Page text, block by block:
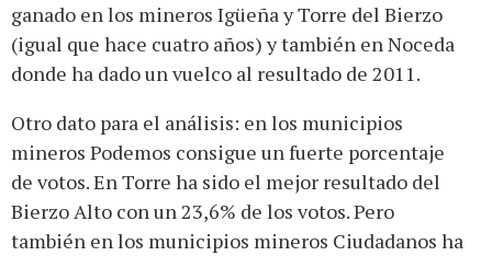
ganado en los mineros Igüeña y Torre del Bierzo
(igual que hace cuatro años) y también en Noceda
donde ha dado un vuelco al resultado de 2011.
Otro dato para el análisis: en los municipios
mineros Podemos consigue un fuerte porcentaje
de votos. En Torre ha sido el mejor resultado del
Bierzo Alto con un 23,6% de los votos. Pero
también en los municipios mineros Ciudadanos ha